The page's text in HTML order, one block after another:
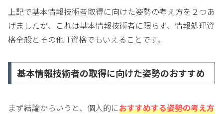
上記で基本情報技術者取得に向けた姿勢の考え方を２つあ
げましたが、これは基本情報技術者に限らず、情報処理資
格全般とその他IT資格でもいえることです。
基本情報技術者の取得に向けた姿勢のおすすめ
まず結論からいうと、個人的におすすめする姿勢の考え方